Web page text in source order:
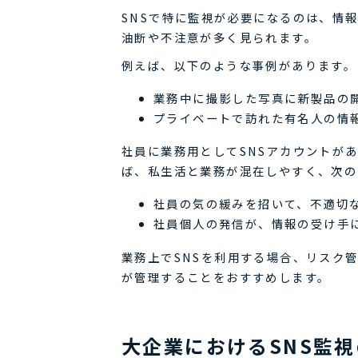
SNSで特に監視が必要になるのは、情
油断や不注意が多く見られます。
例えば、以下のような事例があります。
業務中に撮影した写真に新製品の
プライベートで訪れた有名人の情
社員に業務用としてSNSアカウントが
ば、私生活と業務が混在しやすく、次
社員の気の緩みを招いて、不適切
社員個人の発信が、情報の受け手
業務上でSNSを利用する場合、リスク
が管理することをおすすめします。
大企業におけるSNS監